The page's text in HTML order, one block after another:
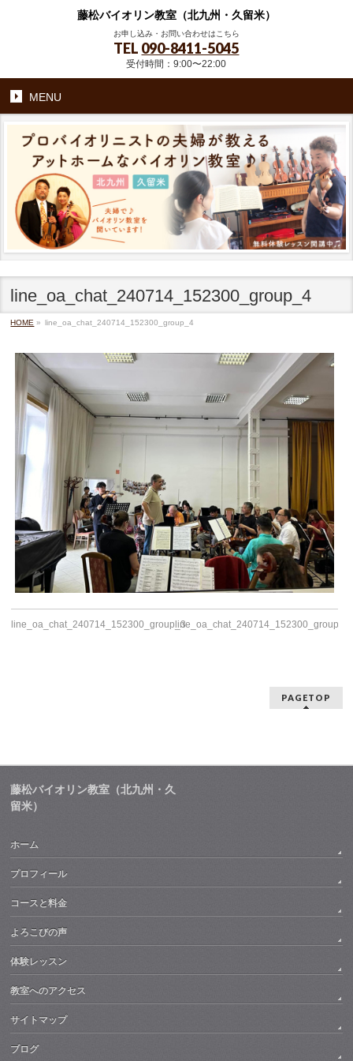
藤松バイオリン教室（北九州・久留米）
お申し込み・お問い合わせはこちら
TEL 090-8411-5045
受付時間：9:00〜22:00
MENU
line_oa_chat_240714_152300_group_4
HOME » line_oa_chat_240714_152300_group_4
line_oa_chat_240714_152300_group_3line_oa_chat_240714_152300_group_5
PAGETOP
藤松バイオリン教室（北九州・久
留米）
ホーム
プロフィール
コースと料金
よろこびの声
体験レッスン
教室へのアクセス
サイトマップ
ブログ